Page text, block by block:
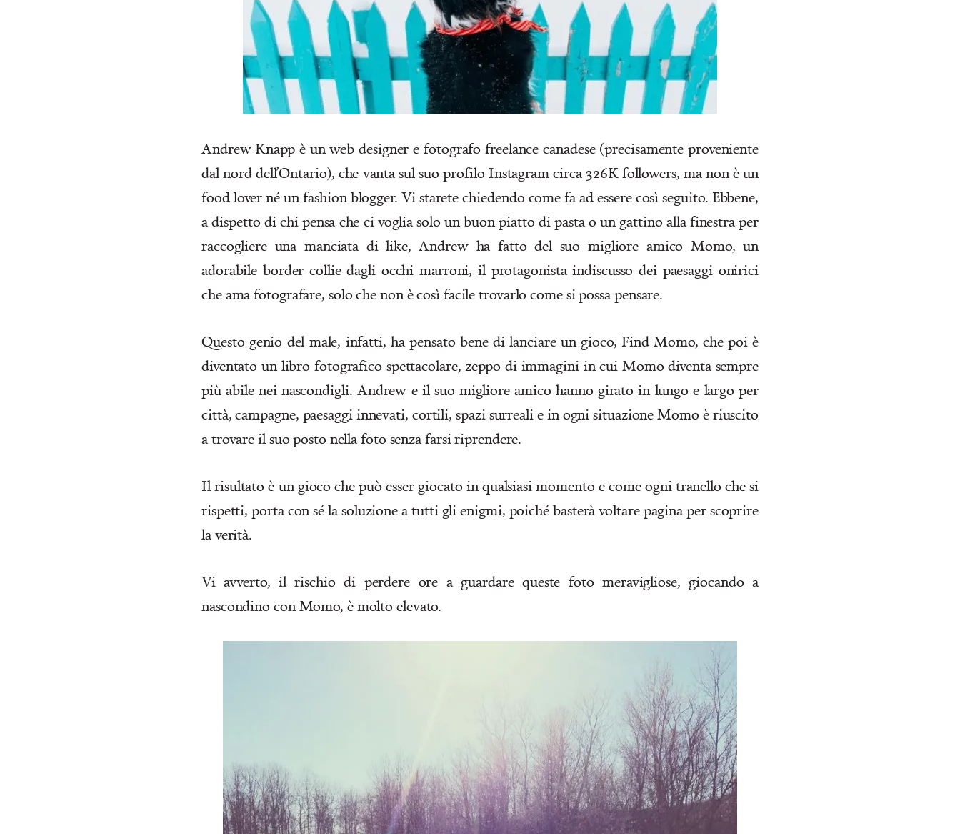
Andrew Knapp è un web designer e fotografo freelance canadese (precisamente proveniente
dal nord dell’Ontario), che vanta sul suo profilo Instagram circa 326K followers, ma non è un
food lover né un fashion blogger. Vi starete chiedendo come fa ad essere così seguito. Ebbene,
a dispetto di chi pensa che ci voglia solo un buon piatto di pasta o un gattino alla finestra per
raccogliere una manciata di like, Andrew ha fatto del suo migliore amico Momo, un
adorabile border collie dagli occhi marroni, il protagonista indiscusso dei paesaggi onirici
che ama fotografare, solo che non è così facile trovarlo come si possa pensare.
Questo genio del male, infatti, ha pensato bene di lanciare un gioco, Find Momo, che poi è
diventato un libro fotografico spettacolare, zeppo di immagini in cui Momo diventa sempre
più abile nei nascondigli. Andrew e il suo migliore amico hanno girato in lungo e largo per
città, campagne, paesaggi innevati, cortili, spazi surreali e in ogni situazione Momo è riuscito
a trovare il suo posto nella foto senza farsi riprendere.
Il risultato è un gioco che può esser giocato in qualsiasi momento e come ogni tranello che si
rispetti, porta con sé la soluzione a tutti gli enigmi, poiché basterà voltare pagina per scoprire
la verità.
Vi avverto, il rischio di perdere ore a guardare queste foto meravigliose, giocando a
nascondino con Momo, è molto elevato.